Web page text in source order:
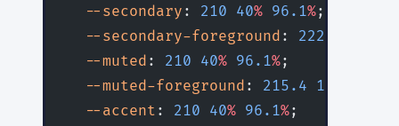
  --secondary
: 210 40% 96.1%;
  --secondary-foreground
: 222.2
  --muted
: 210 40% 96.1%;
  --muted-foreground
: 215.4 16.3
  --accent
: 210 40% 96.1%;